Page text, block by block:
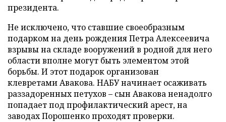
президента.
Не исключено, что ставшие своеобразным
подарком на день рождения Петра Алексеевича
взрывы на складе вооружений в родной для него
области вполне могут быть элементом этой
борьбы. И этот подарок организован
клевретами Авакова. НАБУ начинает осаживать
раззадоренных петухов – сын Авакова ненадолго
попадает под профилактический арест, на
заводах Порошенко проходят проверки.